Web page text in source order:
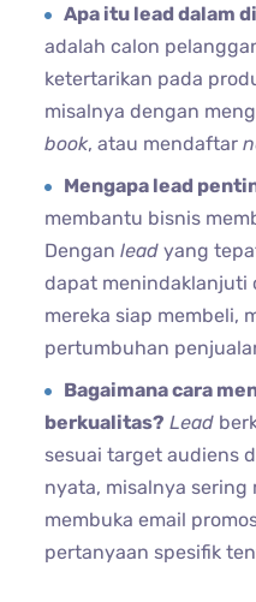
Apa itu lead dalam
adalah calon
ketertarikan pada
misalnya dengan
book, atau mendaftar
Mengapa lead
membantu bisnis
Denganlead yang
dapat menindaklanjuti
mereka siap membeli,
pertumbuhan
Bagaimana cara
berkualitas? Lead
sesuai target audiens
nyata, misalnya
membuka email
pertanyaan spesifik